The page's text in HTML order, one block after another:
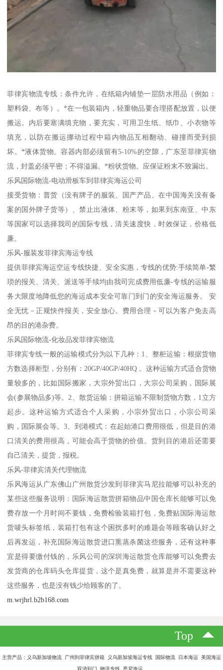
菲律宾物流专线：条件允许，在纸箱内铺垫一层防水用品（例如：
塑料袋、布等）。*在一包装箱内，轻重物品要合理搭配放置，以便
搬运。内后要塞满填充物，要充实，可用卫生纸、纸巾、小衣物等
填充，以防在搬运挪动过程中箱内物品互相翻动、碰撞而受到损
坏。*液体货物。容器内部必须留有5-10%的空隙，广东至菲律宾物
流，封盖必须平密；不得溢漏。*粉状货物。应保证粉末不致漏出。
乐风国际物流-电动滑板车到菲律宾海运公司
接受货物：普货（没有牌子的服装、国产产品、在中国海关没有备
案的国外牌子货等）、禁止出液体、粉末等，如果到东南亚、中东
等国家可以选择我司的国际专线，清关速度快，时效保证，价格低
廉。
乐风-服装发菲律宾海运专线
提供菲律宾海运空运专线快捷、安全实惠，专线的优势:手续简单-繁
琐的报关、清关、派送等手续均由我司完成费用低廉-专线的运输服
务大限度地降低您的海运成本安全可靠门到门的安全海运服务。 安
全无忧－正规快件报关，安全放心。费用合理－可以为客户免去高
昂的目的港杂费。
乐风国际物流-化妆品发菲律宾物流
菲律宾专线一般的运输模式分为以下几种：1、整柜运输：根据货物
方数选择柜型，分别有：20GP/40GP/40HQ 。这种运输方式适合货物
量较多的，比如国际搬家，大宗外贸出口，大宗公司采购，国际展
会(参展物品多)等。2、散货运输：拼箱运输不限制货物方数，1立方
起步。这种运输方式适合个人采购，小宗外贸出口，小宗公司采
购，国际展会等。3、到港模式：在起始港口费用很低，但是目的港
口清关的费用很高，可能会高于货物的价值。货到目的港后还需要
自己清关，提货，报税。
乐风-菲律宾清关代理物流
乐风海运从广东佛山广州散货沙发到菲律宾马尼拉能够可以补充的
某些这些服务说明：国际海运散货拼箱物品中国仓库长能够可以免
费存放一个月时间不要钱，免费检验装箱打包，免费贴国际海运散
货唛头标签纸，装箱打包有这个困扰多时的难题会等顾客确认好之
后再发运，补充国际海运散货进口熏蒸杀菌这些服务，还有这种事
宜是得要缴付钱的，乐风公司的深圳海运散货仓库能够可以免费去
发货商的仓库码头仓库提货，这个是真免费，就算是并不需要这种
这些服务，也是没有钱少给顾客的了。
m.wrjhrl.b2b168.com
Top
主营产品：义乌新加坡物流 广州到菲律宾拼箱 义乌新加坡海运专线 国际物流 日本海运 美国海运
双清到门 物流专线 悉尼海运